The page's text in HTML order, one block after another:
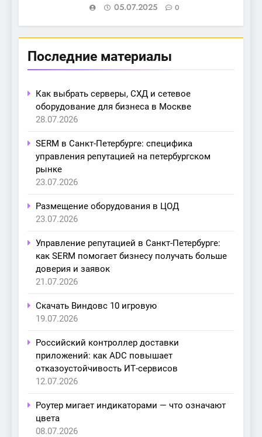
05.07.2025
0
Последние материалы
Как выбрать серверы, СХД и сетевое
оборудование для бизнеса в Москве
28.07.2026
SERM в Санкт-Петербурге: специфика
управления репутацией на петербургском
рынке
23.07.2026
Размещение оборудования в ЦОД
23.07.2026
Управление репутацией в Санкт-Петербурге:
как SERM помогает бизнесу получать больше
доверия и заявок
21.07.2026
Скачать Виндовс 10 игровую
19.07.2026
Российский контроллер доставки
приложений: как ADC повышает
отказоустойчивость ИТ-сервисов
12.07.2026
Роутер мигает индикаторами — что означают
цвета
08.07.2026